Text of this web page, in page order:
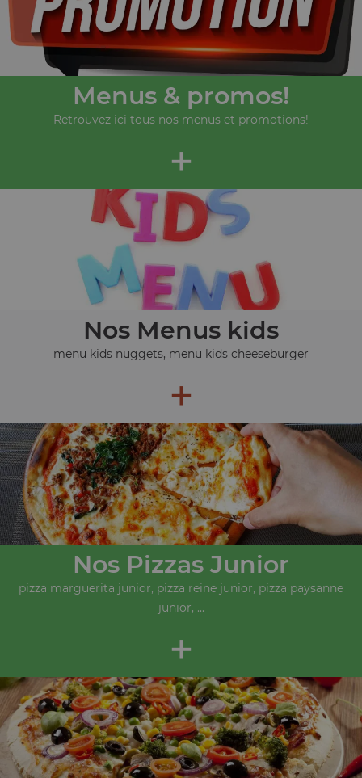
Menus & promos!
Retrouvez ici tous nos menus et promotions!
+
Nos Menus kids
menu kids nuggets, menu kids cheeseburger
+
Nos Pizzas Junior
pizza marguerita junior, pizza reine junior, pizza paysanne
junior, ...
+